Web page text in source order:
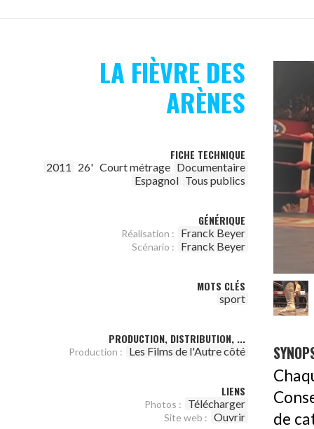
LA FIÈVRE DES
ARÈNES
FICHE TECHNIQUE
2011 26' Court métrage Documentaire
Espagnol Tous publics
GÉNÉRIQUE
Réalisation : Franck Beyer
Scénario : Franck Beyer
MOTS CLÉS
sport
PRODUCTION, DISTRIBUTION, ...
Production : Les Films de l'Autre côté
LIENS
Photos : Télécharger
Site web : Ouvrir
de